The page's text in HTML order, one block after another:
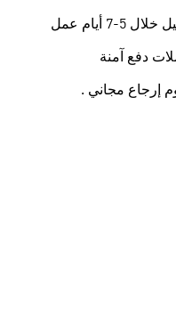
5-7 أيام عمل
دفع آمنة